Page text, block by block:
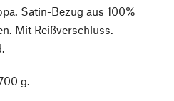
Satin-Bezug aus 100%
Mit Reißverschluss.
g.